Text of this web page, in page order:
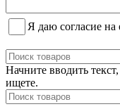
Я даю согласие
Начните вводить
ищете.